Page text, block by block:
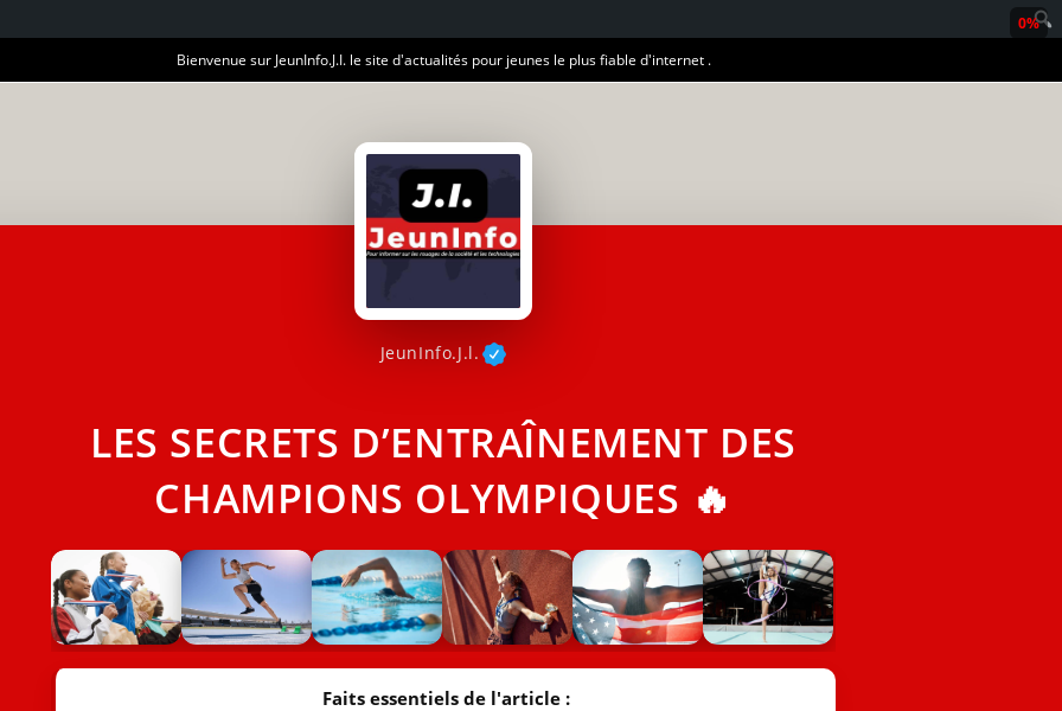
Bienvenue sur JeunInfo.J.I. le site d'actualités pour jeunes le plus fiable d'internet .
JeunInfo.J.l.
LES SECRETS D’ENTRAÎNEMENT DES
CHAMPIONS OLYMPIQUES 🔥
Faits essentiels de l'article :
0%